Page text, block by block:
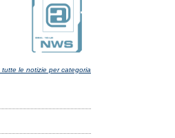
tutte le notizie per categoria